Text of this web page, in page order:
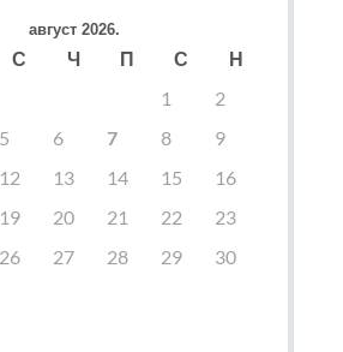
август 2026.
С Ч П С
Н
1
2
5 6 7 8
9
12 13 14 15
16
19 20 21 22
23
26 27 28 29
30